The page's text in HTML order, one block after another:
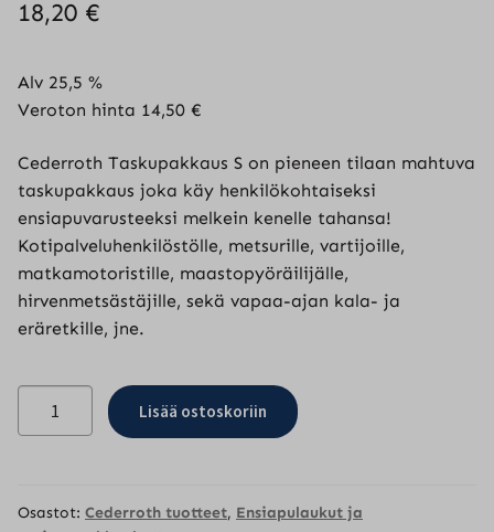
18,20 €
Alv 25,5 %
Veroton hinta 14,50 €
Cederroth Taskupakkaus S on pieneen tilaan mahtuva
taskupakkaus joka käy henkilökohtaiseksi
ensiapuvarusteeksi melkein kenelle tahansa!
Kotipalveluhenkilöstölle, metsurille, vartijoille,
matkamotoristille, maastopyöräilijälle,
hirvenmetsästäjille, sekä vapaa-ajan kala- ja
eräretkille, jne.
taskupakkaus
Lisää ostoskoriin
Osastot: Cederroth tuotteet, Ensiapulaukut ja